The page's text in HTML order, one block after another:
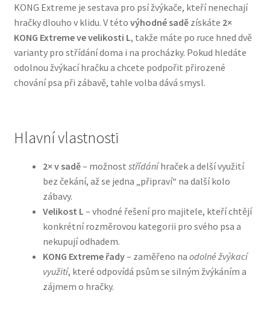
Brit pro psy
Granule pro psy
Natural Trainer pro psy — Italské krmivo s
Happy Dog — Německá kvalita a přirozené složení
Hill’s pro psy
Hračky pro psy
Konzervy a kapsičky pro psy
N&D Farmina pro psy — Italské holistic krmivo
Oblečky pro psy
KONG Extreme je sestava pro psí žvýkače, kteří nenechají
hračky dlouho v klidu. V této výhodné sadězískáte 2×
KONG Extreme ve velikosti L, takže máte po ruce hned dvě
varianty pro střídání doma i na procházky. Pokud hledáte
odolnou žvýkací hračku a chcete podpořit přirozené
chování psa při zábavě, tahle volba dává smysl.
Hlavní vlastnosti
2× v sadě– možnost střídáníhraček a delší využití
bez čekání, až se jedna „připraví“ na další kolo
zábavy.
Velikost L – vhodné řešení pro majitele, kteří chtějí
konkrétní rozměrovou kategorii pro svého psa a
nekupují odhadem.
KONG Extreme řady– zaměřeno na odolné žvýkací
využití, které odpovídá psům se silným žvýkáním a
zájmem o hračky.